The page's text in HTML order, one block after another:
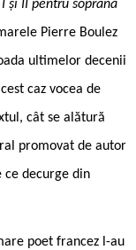
și II pentru soprană
Pierre Boulez
ultimelor decenii
caz vocea de
cât se alătură
promovat de autor
ce decurge din
poet francez l-au